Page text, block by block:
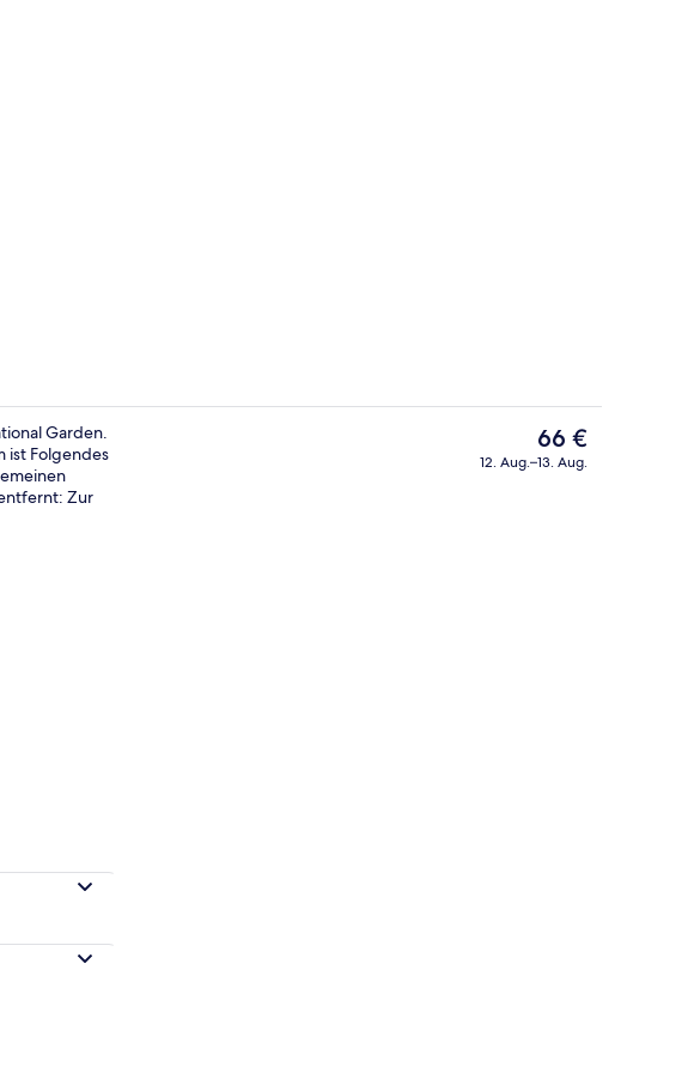
Sehenswürdigkeit
Garden.
ist Folgendes
Zur
Der
aktuelle
66 €
12. Aug.–13. Aug.